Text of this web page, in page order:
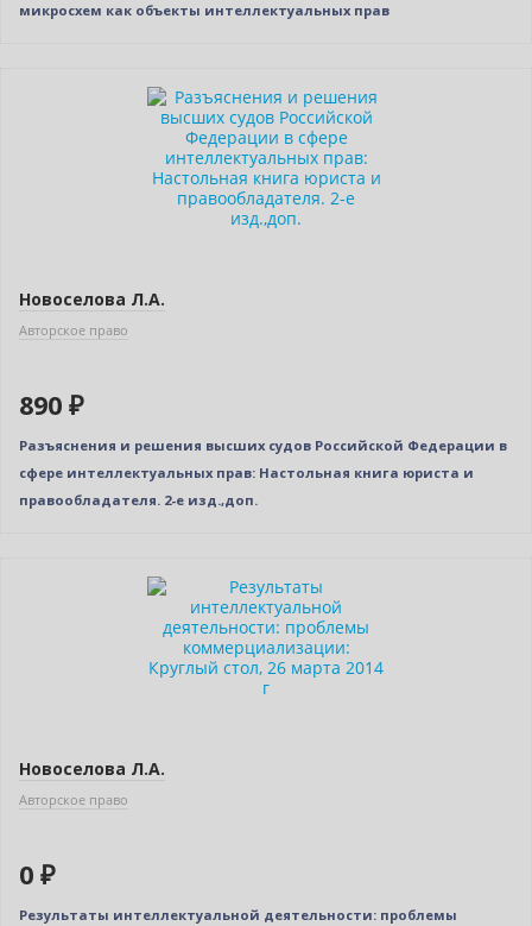
микросхем как объекты интеллектуальных прав
Новоселова Л.А.
Авторское право
890 ₽
Разъяснения и решения высших судов Российской Федерации в
сфере интеллектуальных прав: Настольная книга юриста и
правообладателя. 2-е изд.,доп.
Новоселова Л.А.
Авторское право
0 ₽
Результаты интеллектуальной деятельности: проблемы